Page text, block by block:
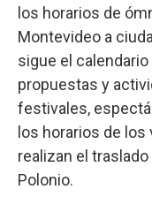
los horarios de
Montevideo a
sigue el
propuestas y
festivales,
los horarios de
realizan el
Polonio.